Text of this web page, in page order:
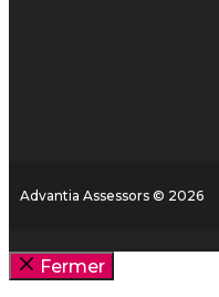
Advantia Assessors © 2026
Fermer